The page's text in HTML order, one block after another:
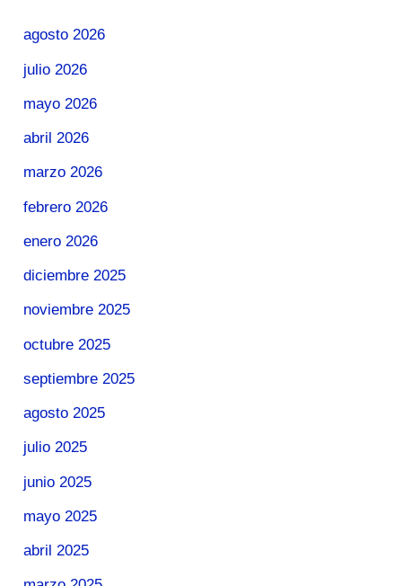
agosto 2026
julio 2026
mayo 2026
abril 2026
marzo 2026
febrero 2026
enero 2026
diciembre 2025
noviembre 2025
octubre 2025
septiembre 2025
agosto 2025
julio 2025
junio 2025
mayo 2025
abril 2025